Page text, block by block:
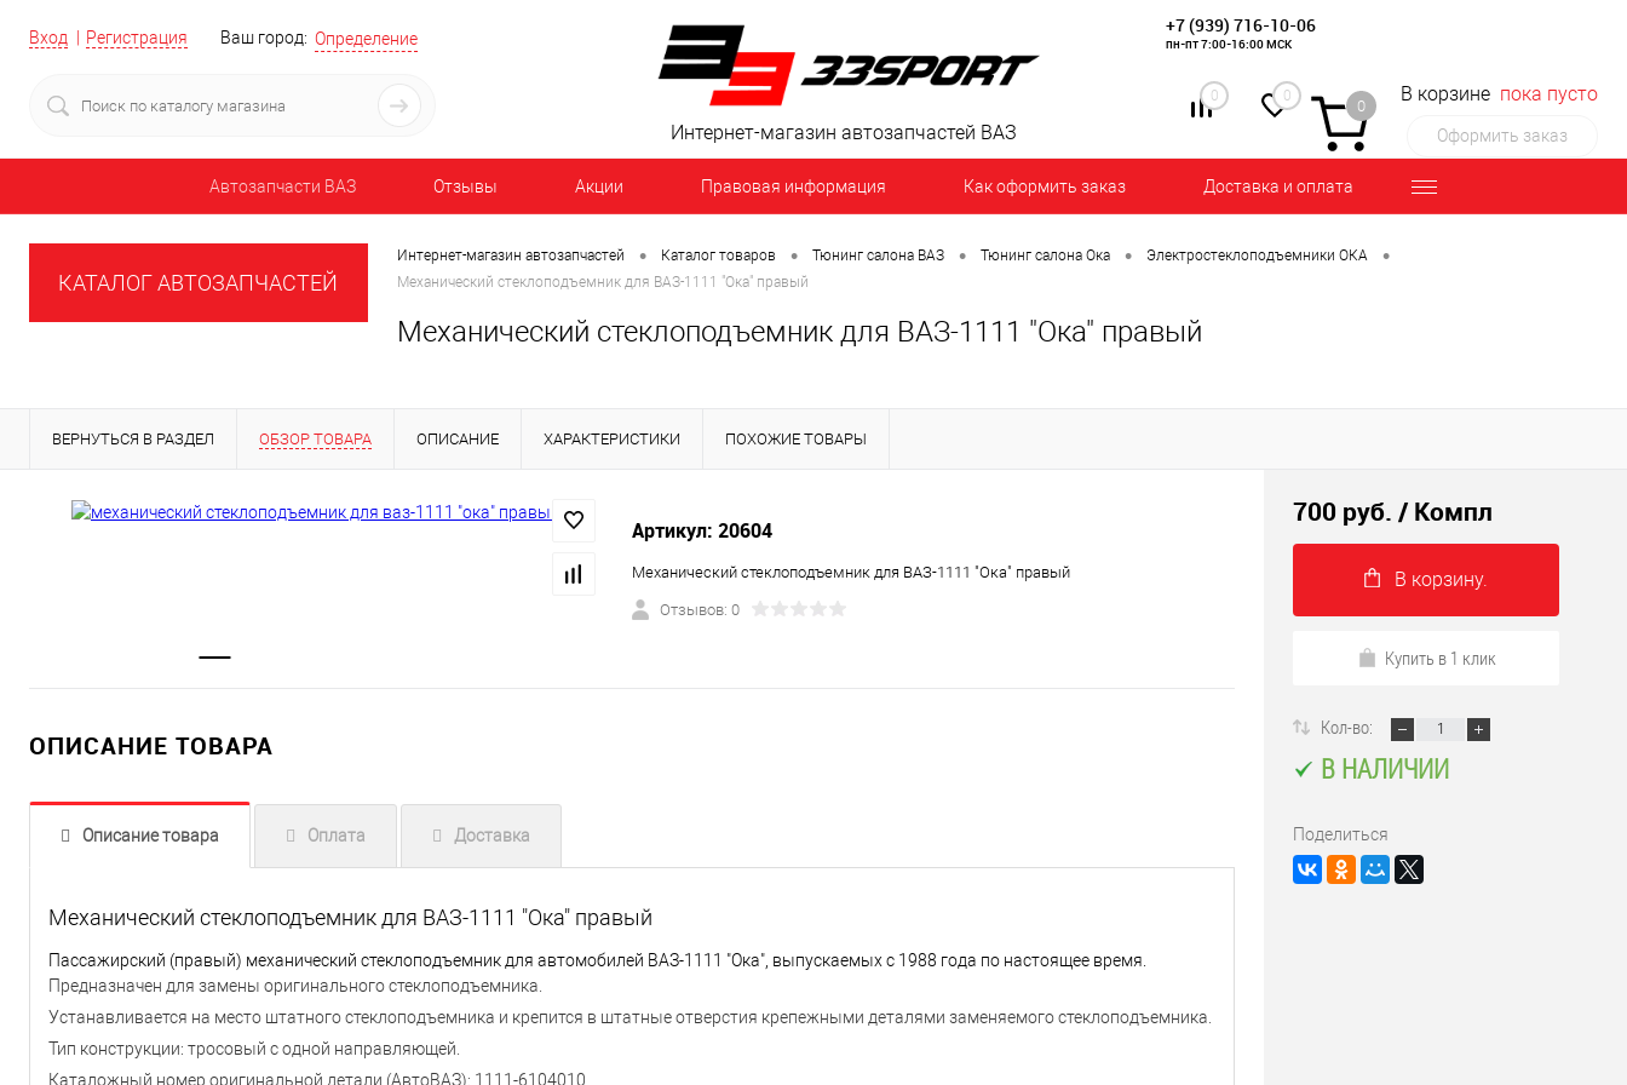
Вход Регистрация Ваш город: Определение
+7 (939) 716-10-06
пн-пт 7:00-16:00 МСК
0 0
0
В корзине пока пусто
Оформить заказ
Интернет-магазин автозапчастей ВАЗ
Автозапчасти ВАЗ Отзывы Акции Правовая информация Как оформить заказ Доставка и оплата
КАТАЛОГ АВТОЗАПЧАСТЕЙ
Интернет-магазин автозапчастей • Каталог товаров • Тюнинг салона ВАЗ • Тюнинг салона Ока • Электростеклоподъемники ОКА •
Механический стеклоподъемник для ВАЗ-1111 "Ока" правый
Механический стеклоподъемник для ВАЗ-1111 "Ока" правый
ВЕРНУТЬСЯ В РАЗДЕЛ ОБЗОР ТОВАРА ОПИСАНИЕ ХАРАКТЕРИСТИКИ ПОХОЖИЕ ТОВАРЫ
Артикул: 20604
Механический стеклоподъемник для ВАЗ-1111 "Ока" правый
Отзывов: 0
ОПИСАНИЕ ТОВАРА
Описание товара Оплата Доставка
Механический стеклоподъемник для ВАЗ-1111 "Ока" правый
Пассажирский (правый) механический стеклоподъемник для автомобилей ВАЗ-1111 "Ока", выпускаемых c 1988 года по настоящее время.
Предназначен для замены оригинального стеклоподъемника.
Устанавливается на место штатного стеклоподъемника и крепится в штатные отверстия крепежными деталями заменяемого стеклоподъемника.
Тип конструкции: тросовый с одной направляющей.
Каталожный номер оригинальной детали (АвтоВАЗ): 1111-6104010
700 руб. / Компл
В корзину.
Купить в 1 клик
Кол-во:
В НАЛИЧИИ
Поделиться